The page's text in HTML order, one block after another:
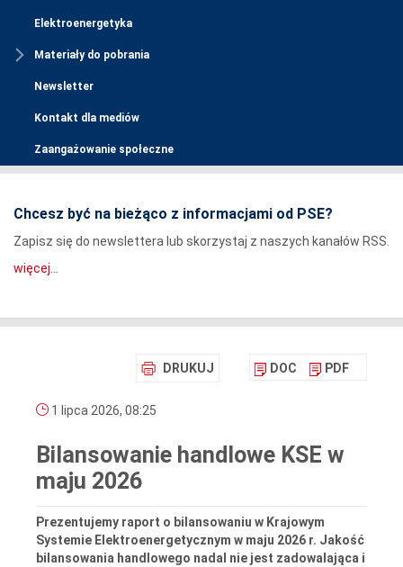
Elektroenergetyka
Materiały do pobrania
Newsletter
Kontakt dla mediów
Zaangażowanie społeczne
Chcesz być na bieżąco z informacjami od PSE?
Zapisz się do newslettera lub skorzystaj z naszych kanałów RSS.
więcej...
DRUKUJ DOC PDF
1 lipca 2026, 08:25
Bilansowanie handlowe KSE w
maju 2026
Prezentujemy raport o bilansowaniu w Krajowym
Systemie Elektroenergetycznym w maju 2026 r. Jakość
bilansowania handlowego nadal nie jest zadowalająca i